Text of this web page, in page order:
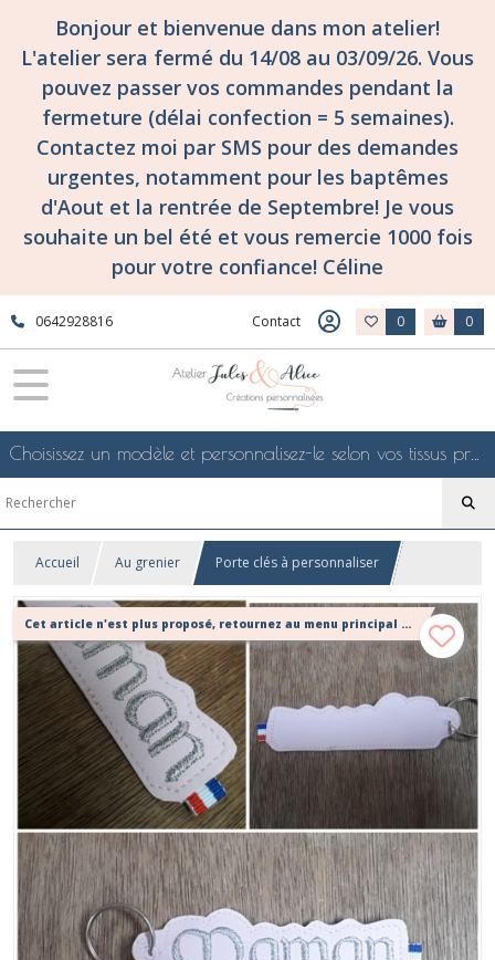
Bonjour et bienvenue dans mon atelier!
L'atelier sera fermé du 14/08 au 03/09/26. Vous
pouvez passer vos commandes pendant la
fermeture (délai confection = 5 semaines).
Contactez moi par SMS pour des demandes
urgentes, notamment pour les baptêmes
d'Aout et la rentrée de Septembre! Je vous
souhaite un bel été et vous remercie 1000 fois
pour votre confiance! Céline
0642928816 Contact 0 0
Choisissez un modèle et personnalisez-le selon vos tissus préférés de mes collections en ligne, je le confectionnerai selon vos souhaits
Accueil Au grenier Porte clés à personnaliser
Cet article n'est plus proposé, retournez au menu principal ou contactez moi!